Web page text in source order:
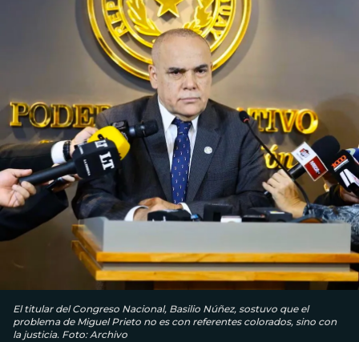
El titular del Congreso Nacional, Basilio Núñez, sostuvo que el
problema de Miguel Prieto no es con referentes colorados, sino con
la justicia. Foto: Archivo